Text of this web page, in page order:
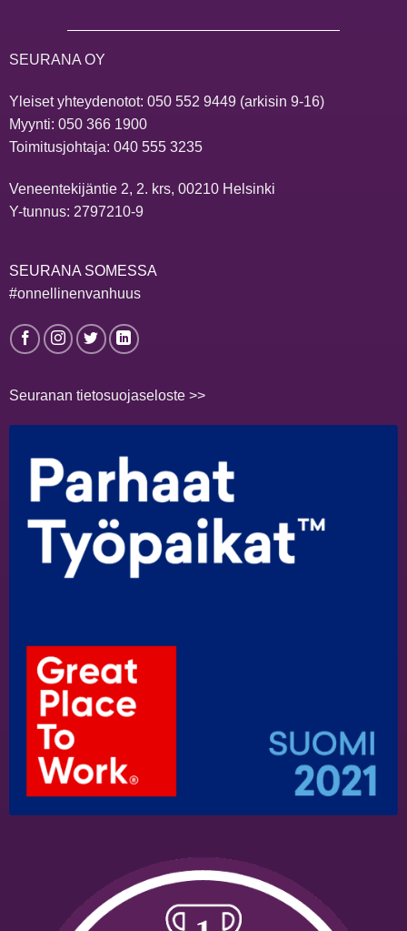
SEURANA OY
Yleiset yhteydenotot: 050 552 9449(arkisin 9-16)
Myynti: 050 366 1900
Toimitusjohtaja: 040 555 3235
Veneentekijäntie 2, 2. krs, 00210 Helsinki
Y-tunnus: 2797210-9
SEURANA SOMESSA
#onnellinenvanhuus
Seuranan tietosuojaseloste >>